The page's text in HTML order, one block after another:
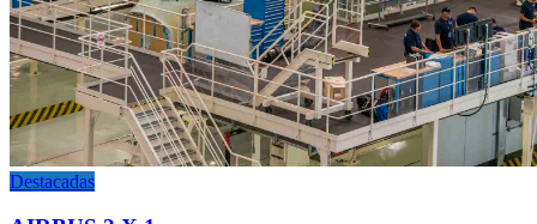
Destacadas